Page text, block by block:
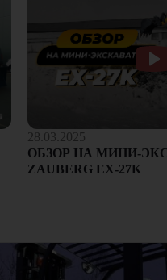
28.03.2025
ОБЗОР НА МИНИ-
ZAUBERG EX-27K